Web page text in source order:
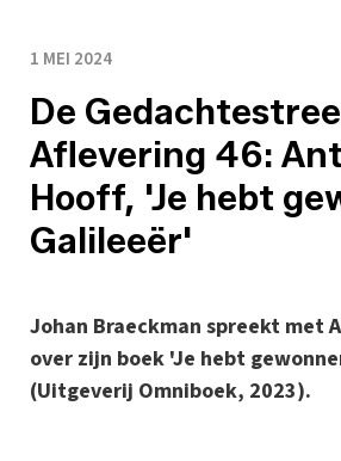
1 MEI 2024
De
Aflevering 46:
Hooff, 'Je hebt
Galileeër'
Johan Braeckman spreekt met
over zijn boek 'Je hebt
(Uitgeverij Omniboek, 2023).